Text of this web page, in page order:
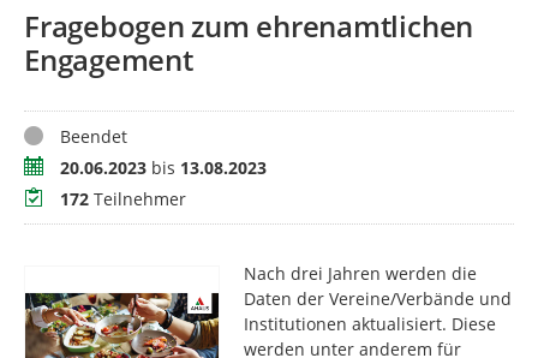
Fragebogen zum ehrenamtlichen
Engagement
StatusBeendet
Zeitraum20.06.2023 bis 13.08.2023
Teilnehmer
172 Teilnehmer
Nach drei Jahren werden die
Daten der Vereine/Verbände und
Institutionen aktualisiert. Diese
werden unter anderem für